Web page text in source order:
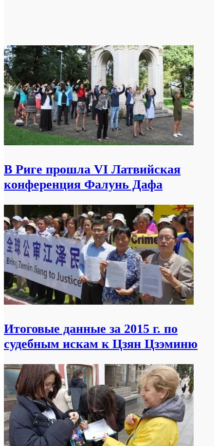
В Риге прошла VI Латвийская
конференция Фалунь Дафа
Итоговые данные за 2015 г. по
судебным искам к Цзян Цзэминю